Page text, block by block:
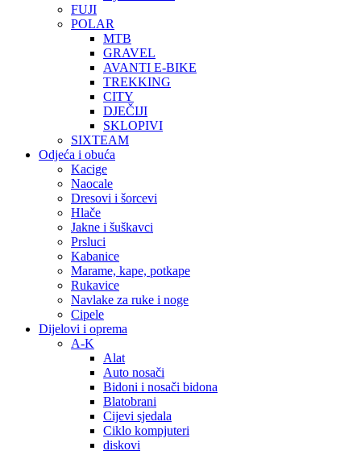
FUJI
POLAR
MTB
GRAVEL
AVANTI E-BIKE
TREKKING
CITY
DJEČIJI
SKLOPIVI
SIXTEAM
Odjeća i obuća
Kacige
Naocale
Dresovi i šorcevi
Hlače
Jakne i šuškavci
Prsluci
Kabanice
Marame, kape, potkape
Rukavice
Navlake za ruke i noge
Cipele
Dijelovi i oprema
A-K
Alat
Auto nosači
Bidoni i nosači bidona
Blatobrani
Cijevi sjedala
Ciklo kompjuteri
diskovi